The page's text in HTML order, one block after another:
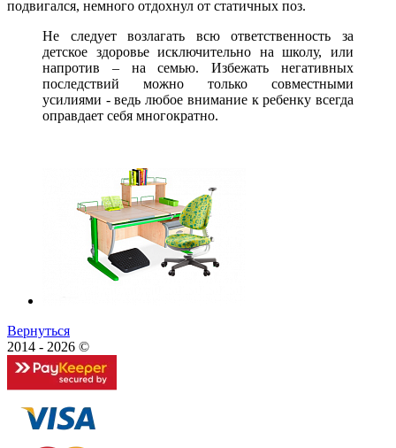
подвигался, немного отдохнул от статичных поз.
Не следует возлагать всю ответственность за
детское здоровье исключительно на школу, или
напротив – на семью. Избежать негативных
последствий можно только совместными
усилиями - ведь любое внимание к ребенку всегда
оправдает себя многократно.
Вернуться
2014 - 2026 ©